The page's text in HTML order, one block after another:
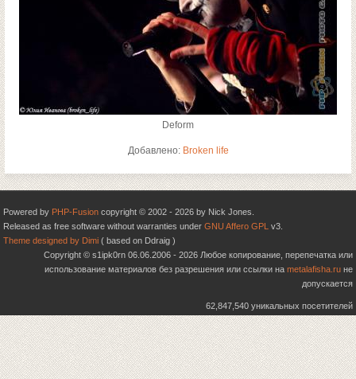
Deform
Добавлено: Broken life
Powered by PHP-Fusion copyright © 2002 - 2026 by Nick Jones.
Released as free software without warranties under GNU Affero GPL v3.
Theme designed by Dimi ( based on Ddraig )
Copyright © s1ipk0rn 06.06.2006 - 2026 Любое копирование, перепечатка или
использование материалов без разрешения или ссылки на metalafisha.ru не
допускается
62,847,540 уникальных посетителей